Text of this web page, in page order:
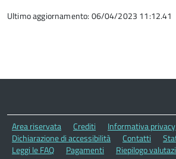
Ultimo aggiornamento: 06/04/2023 11:12.41
Area riservata Crediti Informativa privacy
Dichiarazione di accessibilità
Contatti
Leggi le FAQ
Pagamenti
Riepilogo